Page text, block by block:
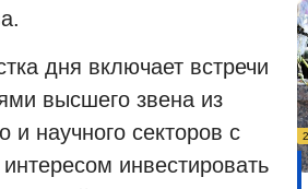
дня включает встречи
высшего звена из
и научного секторов с
инвестировать